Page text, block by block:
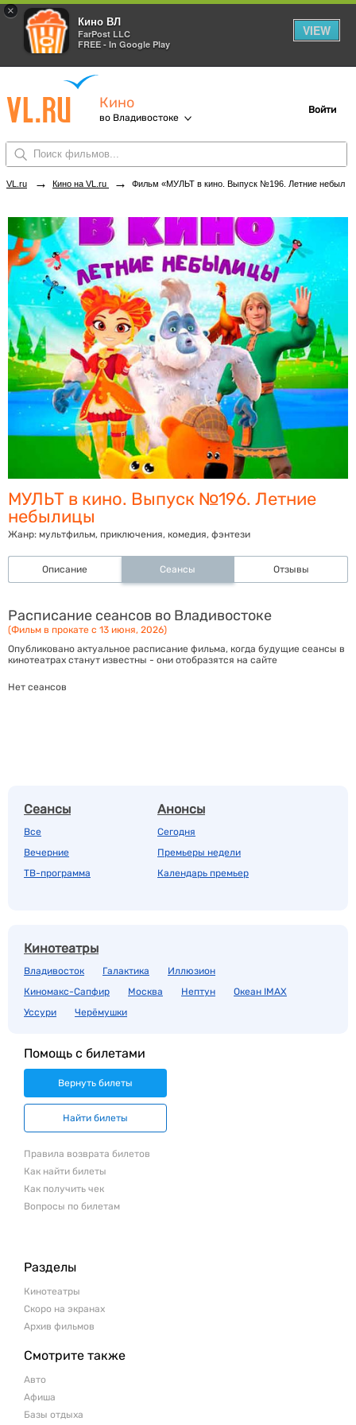
×
Кино ВЛ
FarPost LLC
FREE - In Google Play
VIEW
Кино
во Владивостоке
Войти
VL.ru → Кино на VL.ru → Фильм «МУЛЬТ в кино. Выпуск №196. Летние небылицы» в кинотеатрах Владивостока. Купить билеты!
МУЛЬТ в кино. Выпуск №196. Летние
небылицы
Жанр: мультфильм, приключения, комедия, фэнтези
Описание Сеансы Отзывы
Расписание сеансов во Владивостоке
(Фильм в прокате с 13 июня, 2026)
Опубликовано актуальное расписание фильма, когда будущие сеансы в
кинотеатрах станут известны - они отобразятся на сайте
Нет сеансов
Сеансы
Все
Вечерние
ТВ-программа
Анонсы
Сегодня
Премьеры недели
Календарь премьер
Кинотеатры
Владивосток Галактика
Иллюзион
Киномакс-Сапфир
Москва Нептун
Океан IMAX
Уссури
Черёмушки
Помощь с билетами
Вернуть билеты
Найти билеты
Правила возврата билетов
Как найти билеты
Как получить чек
Вопросы по билетам
Разделы
Кинотеатры
Скоро на экранах
Архив фильмов
Смотрите также
Авто
Афиша
Базы отдыха